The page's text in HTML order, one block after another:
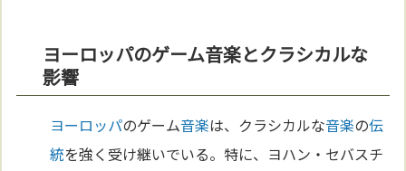
ヨーロッパのゲーム音楽とクラシカルな
影響
ヨーロッパのゲーム音楽は、クラシカルな音楽の伝
統を強く受け継いでいる。特に、ヨハン・セバスチ